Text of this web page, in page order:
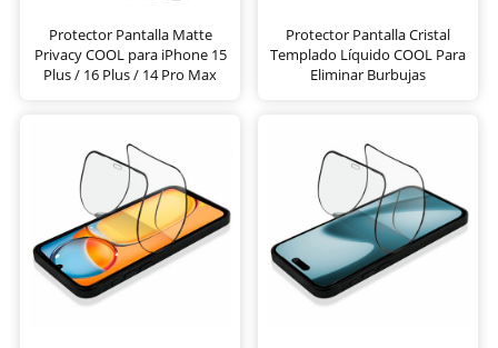
Protector Pantalla Matte
Privacy COOL para iPhone 15
Plus / 16 Plus / 14 Pro Max
Protector Pantalla Cristal
Templado Líquido COOL Para
Eliminar Burbujas